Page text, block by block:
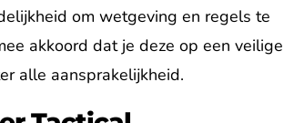
om wetgeving en regels te
akkoord dat je deze op een veilige
alle aansprakelijkheid.